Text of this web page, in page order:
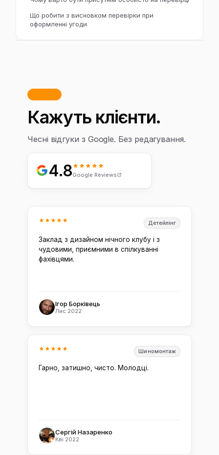
Що робити з висновком перевірки при
оформленні угоди
Кажуть клієнти.
Чесні відгуки з Google. Без редагування.
4.8Google Reviews
Детейлінг
Заклад з дизайном нічного клубу і з
чудовими, приємними в спілкуванні
фахівцями.
Ігор Борківець
Лис 2022
Шиномонтаж
Гарно, затишно, чисто. Молодці.
Сергій Назаренко
Кві 2022